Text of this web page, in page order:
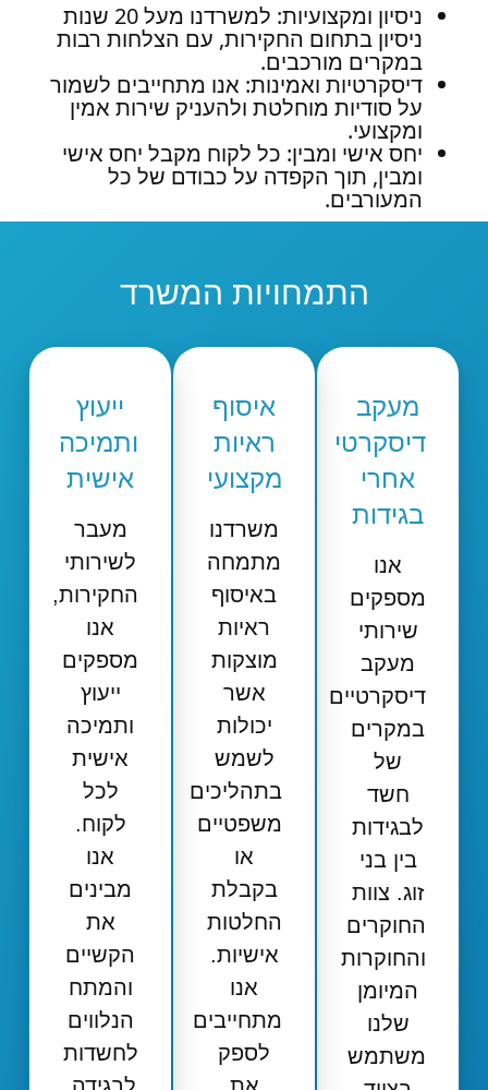
ניסיון ומקצועיות: למשרדנו מעל 20 שנות
ניסיון בתחום החקירות, עם הצלחות רבות
במקרים מורכבים.
דיסקרטיות ואמינות: אנו מתחייבים לשמור
על סודיות מוחלטת ולהעניק שירות אמין
ומקצועי.
יחס אישי ומבין: כל לקוח מקבל יחס אישי
ומבין, תוך הקפדה על כבודם של כל
המעורבים.
התמחויות המשרד
מעקב
דיסקרטי
אחרי
בגידות
אנו
מספקים
שירותי
מעקב
דיסקרטיים
במקרים
של
חשד
לבגידות
בין בני
זוג. צוות
החוקרים
והחוקרות
המיומן
שלנו
משתמש
איסוף
ראיות
מקצועי
משרדנו
מתמחה
באיסוף
ראיות
מוצקות
אשר
יכולות
לשמש
בתהליכים
משפטיים
או
בקבלת
החלטות
אישיות.
אנו
מתחייבים
לספק
ייעוץ
ותמיכה
אישית
מעבר
לשירותי
החקירות,
אנו
מספקים
ייעוץ
ותמיכה
אישית
לכל
לקוח.
אנו
מבינים
את
הקשיים
והמתח
הנלווים
לחשדות